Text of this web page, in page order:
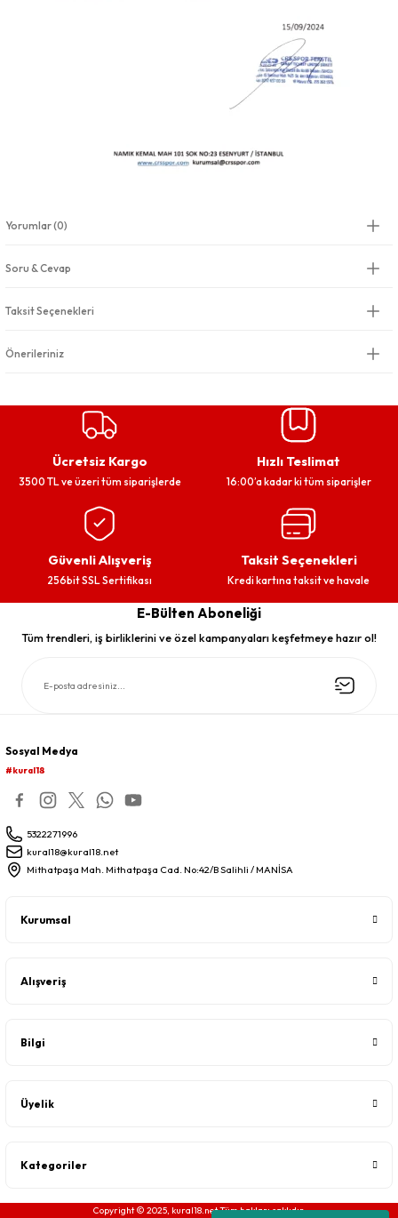
Yorumlar (0)
Soru & Cevap
Taksit Seçenekleri
Önerileriniz
Ücretsiz Kargo
3500 TL ve üzeri tüm siparişlerde
Hızlı Teslimat
16:00’a kadar ki tüm siparişler
Güvenli Alışveriş
256bit SSL Sertifikası
Taksit Seçenekleri
Kredi kartına taksit ve havale
E-Bülten Aboneliği
Tüm trendleri, iş birliklerini ve özel kampanyaları keşfetmeye hazır ol!
Sosyal Medya
#kural18
5322271996
kural18@kural18.net
Mithatpaşa Mah. Mithatpaşa Cad. No:42/B Salihli / MANİSA
Kurumsal
Alışveriş
Bilgi
Üyelik
Kategoriler
Copyright © 2025, kural18.net Tüm hakları saklıdır.